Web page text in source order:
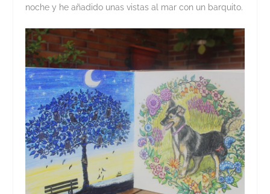
noche y he añadido unas vistas al mar con un barquito.